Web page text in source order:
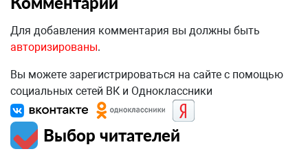
Для добавления комментария вы должны быть
авторизированы.
Вы можете зарегистрироваться на сайте с помощью
социальных сетей ВК и Одноклассники
Выбор читателей